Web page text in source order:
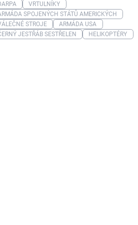
VRTULNÍKY
SPOJENÝCH STÁTŮ AMERICKÝCH
STROJE
ARMÁDA USA
JESTŘÁB SESTŘELEN
HELIKOPTÉRY